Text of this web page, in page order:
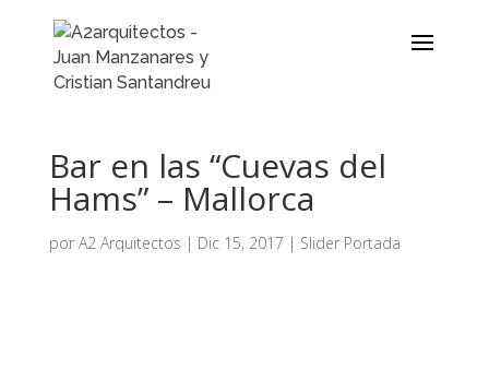
Bar en las “Cuevas del
Hams” – Mallorca
por A2 Arquitectos | Dic 15, 2017 | Slider Portada